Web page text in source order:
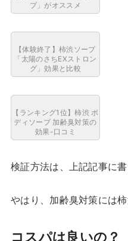
プ」がオススメ
【体験終了】柿渋ソープ
「太陽のさちEXストロン
グ」効果と比較
【ランキング1位】柿渋 ボ
ディソープ 加齢臭対策の
効果-口コミ
検証方法は、上記記事に書
やはり、加齢臭対策には
コスパは良いの？